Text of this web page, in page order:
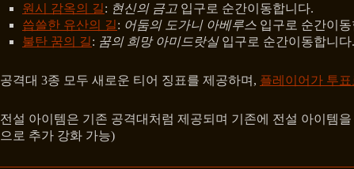
원시 감옥의 길: 현신의 금고 입구로 순간이동합니다.
씁쓸한 유산의 길: 어둠의 도가니 아베루스 입구로 순간이
불탄 꿈의 길: 꿈의 희망 아미드랏실입구로 순간이동합니다.
공격대 3종 모두 새로운 티어 징표를 제공하며, 플레이어가 투표
전설 아이템은 기존 공격대처럼 제공되며 기존에 전설 아이템
으로 추가 강화 가능)